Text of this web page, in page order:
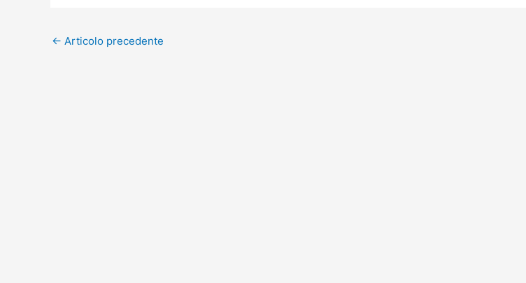
← Articolo precedente